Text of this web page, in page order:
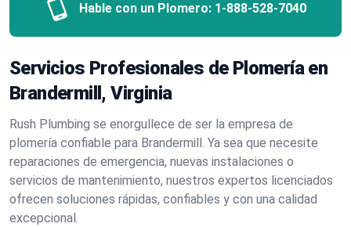
Hable con un Plomero: 1-888-528-7040
Servicios Profesionales de Plomería en
Brandermill, Virginia
Rush Plumbing se enorgullece de ser la empresa de
plomería confiable para Brandermill. Ya sea que necesite
reparaciones de emergencia, nuevas instalaciones o
servicios de mantenimiento, nuestros expertos licenciados
ofrecen soluciones rápidas, confiables y con una calidad
excepcional.